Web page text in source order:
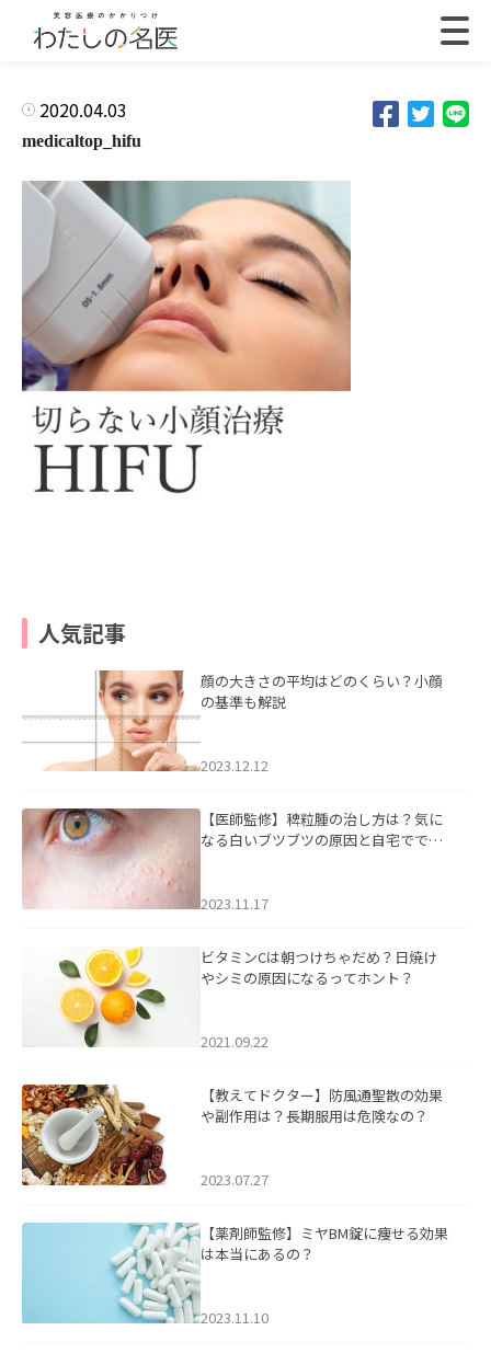
2020.04.03
medicaltop_hifu
人気記事
顔の大きさの平均はどのくらい？小顔
の基準も解説
2023.12.12
【医師監修】稗粒腫の治し方は？気に
なる白いブツブツの原因と自宅ででき
2023.11.17
ビタミンCは朝つけちゃだめ？日焼け
やシミの原因になるってホント？
2021.09.22
【教えてドクター】防風通聖散の効果
や副作用は？長期服用は危険なの？
2023.07.27
【薬剤師監修】ミヤBM錠に痩せる効果
は本当にあるの？
2023.11.10